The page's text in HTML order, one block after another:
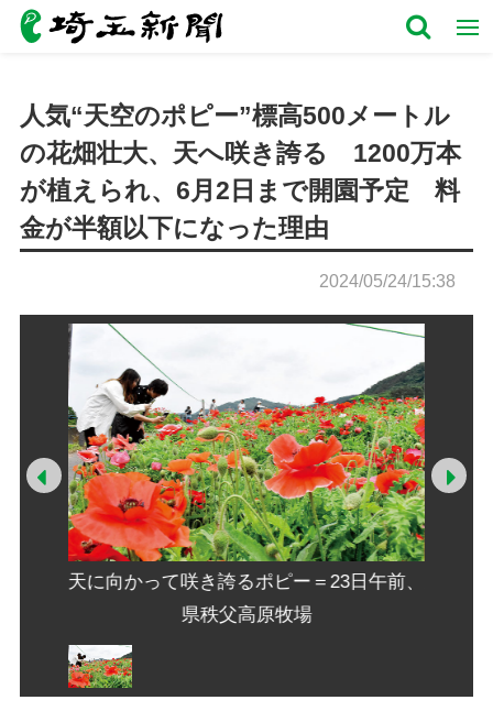
人気“天空のポピー”標高500メートル
の花畑壮大、天へ咲き誇る 1200万本
が植えられ、6月2日まで開園予定 料
金が半額以下になった理由
2024/05/24/15:38
天に向かって咲き誇るポピー＝23日午前、
県秩父高原牧場
Prev